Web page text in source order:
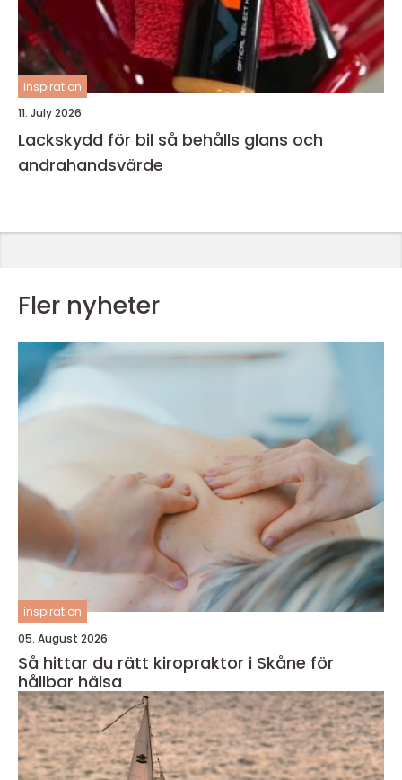
inspiration
11. July 2026
Lackskydd för bil så behålls glans och
andrahandsvärde
Fler nyheter
inspiration
05. August 2026
Så hittar du rätt kiropraktor i Skåne för
hållbar hälsa